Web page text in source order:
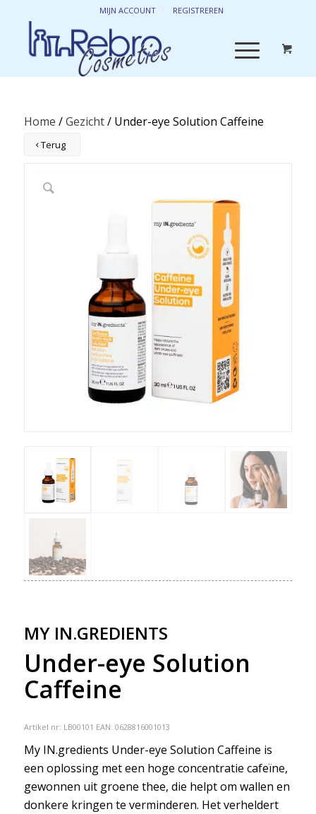
MIJN ACCOUNT REGISTREREN
Home /Gezicht/ Under-eye Solution Caffeine
Terug
MY IN.GREDIENTS
Under-eye Solution
Caffeine
Artikel nr: LB00101 EAN: 0628816001013
My IN.gredients Under-eye Solution Caffeine is
een oplossing met een hoge concentratie cafeïne,
gewonnen uit groene thee, die helpt om wallen en
donkere kringen te verminderen. Het verheldert